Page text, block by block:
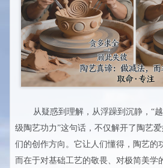
从疑惑到理解，从浮躁到沉静，“
级陶艺功力”这句话，不仅解开了陶艺
们的创作方向。它让人们懂得，陶艺的
而在于对基础工艺的敬畏、对极简美学